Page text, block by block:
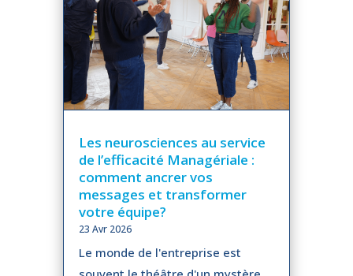
Les neurosciences au service
de l’efficacité Managériale :
comment ancrer vos
messages et transformer
votre équipe?
23 Avr 2026
Le monde de l'entreprise est